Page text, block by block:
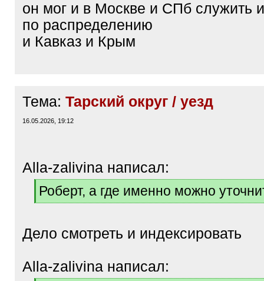
он мог и в Москве и СПб служить и
по распределению
и Кавказ и Крым
Тема: Тарский округ / уезд
16.05.2026, 19:12
Alla-zalivina написал:
[
qРоберт, а где именно можно
[
]
Дело смотреть и индексировать
Alla-zalivina написал: